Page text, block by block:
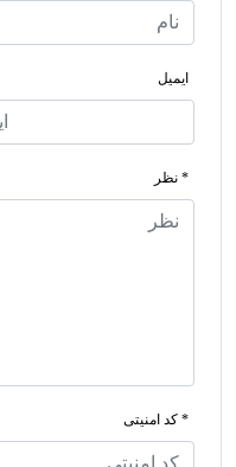
ایمیل
* نظر
* کد امنیتی